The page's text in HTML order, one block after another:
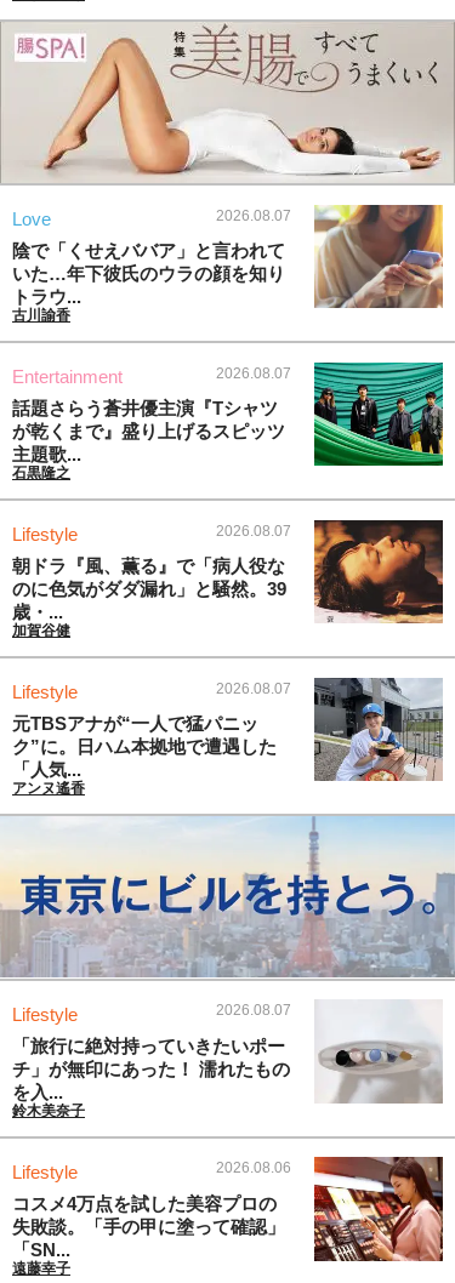
Love 2026.08.07
陰で「くせえババア」と言われて
いた…年下彼氏のウラの顔を知り
トラウ...
古川諭香
Entertainment 2026.08.07
話題さらう蒼井優主演『Tシャツ
が乾くまで』盛り上げるスピッツ
主題歌...
石黒隆之
Lifestyle 2026.08.07
朝ドラ『風、薫る』で「病人役な
のに色気がダダ漏れ」と騒然。39
歳・...
加賀谷健
Lifestyle 2026.08.07
元TBSアナが“一人で猛パニッ
ク”に。日ハム本拠地で遭遇した
「人気...
アンヌ遙香
Lifestyle 2026.08.07
「旅行に絶対持っていきたいポー
チ」が無印にあった！ 濡れたもの
を入...
鈴木美奈子
Lifestyle 2026.08.06
コスメ4万点を試した美容プロの
失敗談。「手の甲に塗って確認」
「SN...
遠藤幸子